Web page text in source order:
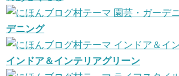
デニング
インドア＆インテリアグリーン